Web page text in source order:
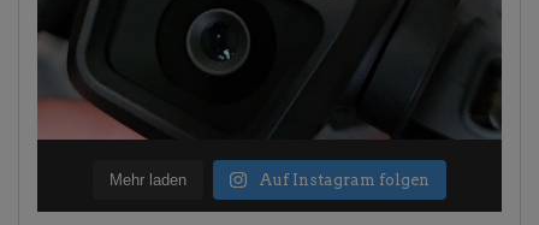
Mehr laden Auf Instagram folgen